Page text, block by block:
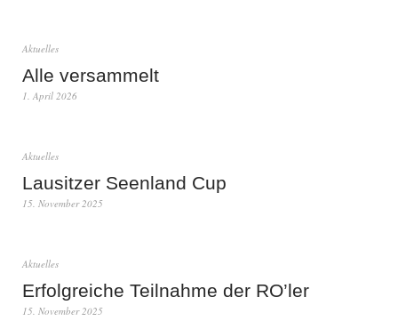
Aktuelles
Alle versammelt
1. April 2026
Aktuelles
Lausitzer Seenland Cup
15. November 2025
Aktuelles
Erfolgreiche Teilnahme der RO’ler
15. November 2025